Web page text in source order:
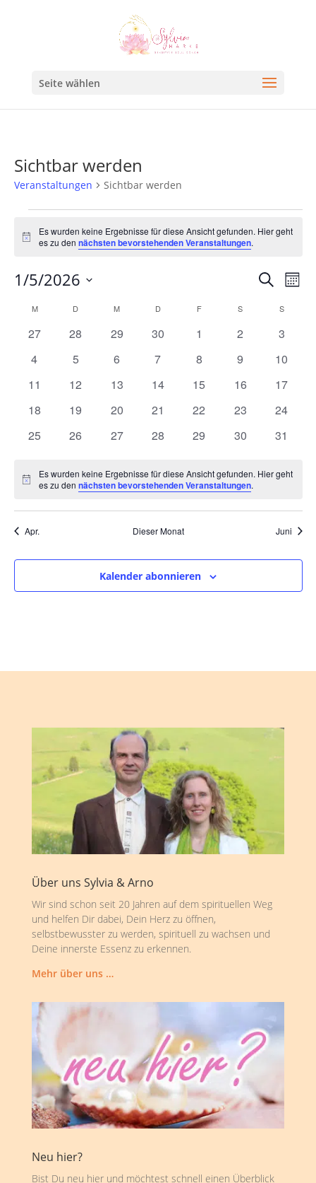
Seite wählen
Sichtbar werden
Veranstaltungen Sichtbar werden
Hinweis
Es wurden keine Ergebnisse für diese Ansicht gefunden. Hier geht
es zu dennächsten bevorstehenden Veranstaltungen.
Suche
und
Suche
1/5/2026
Kalender
von
Veranstaltungen
M D M D F S S
0
27
0
28
0
29
0
30
0
1
0
2
0
3
0
4
0
5
0
6
0
7
0
8
0
9
0
10
0
11
0
12
0
13
0
14
0
15
0
16
0
17
0
18
0
19
0
20
0
21
0
22
0
23
0
24
0
25
0
26
0
27
0
28
0
29
0
30
0
31
Hinweis
Es wurden keine Ergebnisse für diese Ansicht gefunden. Hier geht
es zu dennächsten bevorstehenden Veranstaltungen.
Apr. Dieser Monat Juni
Kalender abonnieren
Über uns Sylvia & Arno
Wir sind schon seit 20 Jahren auf dem spirituellen Weg
und helfen Dir dabei, Dein Herz zu öffnen,
selbstbewusster zu werden, spirituell zu wachsen und
Deine innerste Essenz zu erkennen.
Mehr über uns …
Neu hier?
Bist Du neu hier und möchtest schnell einen Überblick